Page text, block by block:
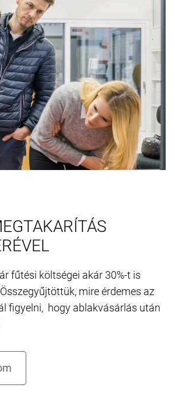
fűtési költségei akár 30%-t is
mire érdemes az
figyelni, hogy ablakvásárlás után